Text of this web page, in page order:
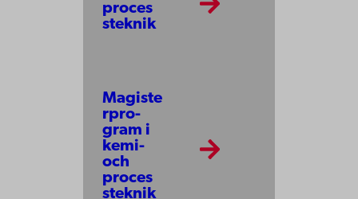
proces
s­tek­nik
Magiste
r­pro­
gram i
kemi-
och
proces
s­tek­nik